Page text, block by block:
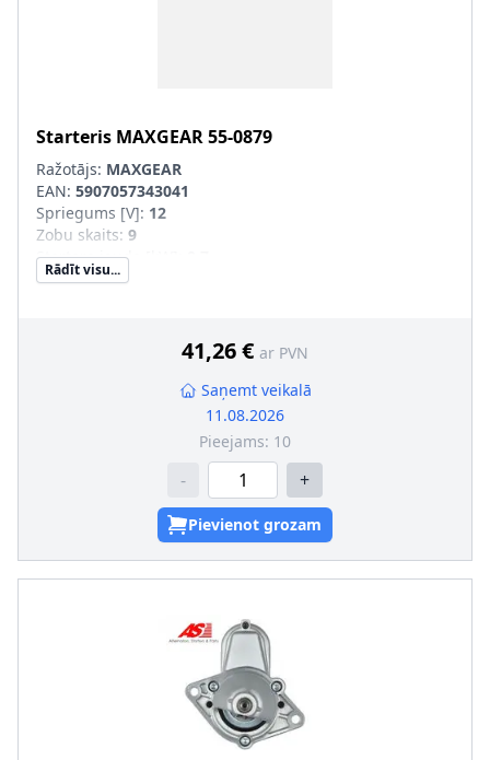
Starteris MAXGEAR55-0879
Ražotājs: MAXGEAR
EAN: 5907057343041
Spriegums [V]: 12
Zobu skaits: 9
Startera jauda [kW]
Griešanās virziens
Rādīt visu...
41,26 € ar PVN
Saņemt veikalā
11.08.2026
Pieejams: 10
- +
Pievienot grozam